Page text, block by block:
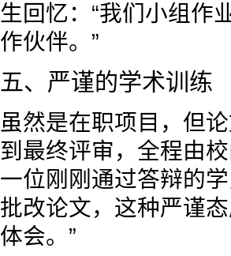
生回忆：“我们小组作
作伙伴。”
五、严谨的学术训练
虽然是在职项目，但
到最终评审，全程由
一位刚刚通过答辩的
批改论文，这种严谨
体会。”